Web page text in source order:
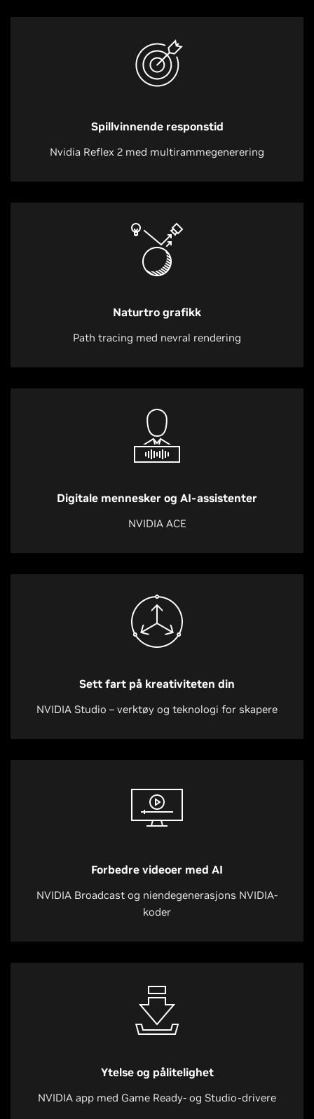
Spillvinnende responstid
Nvidia Reflex 2 med multirammegenerering
Naturtro grafikk
Path tracing med nevral rendering
Digitale mennesker og AI-assistenter
NVIDIA ACE
Sett fart på kreativiteten din
NVIDIA Studio – verktøy og teknologi for skapere
Forbedre videoer med AI
NVIDIA Broadcast og niendegenerasjons NVIDIA-
koder
Ytelse og pålitelighet
NVIDIA app med Game Ready- og Studio-drivere